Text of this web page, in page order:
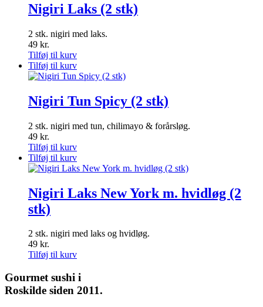
Nigiri Laks (2 stk)
2 stk. nigiri med laks.
49 kr.
Tilføj til kurv
Tilføj til kurv
Nigiri Tun Spicy (2 stk)
2 stk. nigiri med tun, chilimayo & forårsløg.
49 kr.
Tilføj til kurv
Tilføj til kurv
Nigiri Laks New York m. hvidløg (2
stk)
2 stk. nigiri med laks og hvidløg.
49 kr.
Tilføj til kurv
Gourmet sushi i
Roskilde siden 2011.